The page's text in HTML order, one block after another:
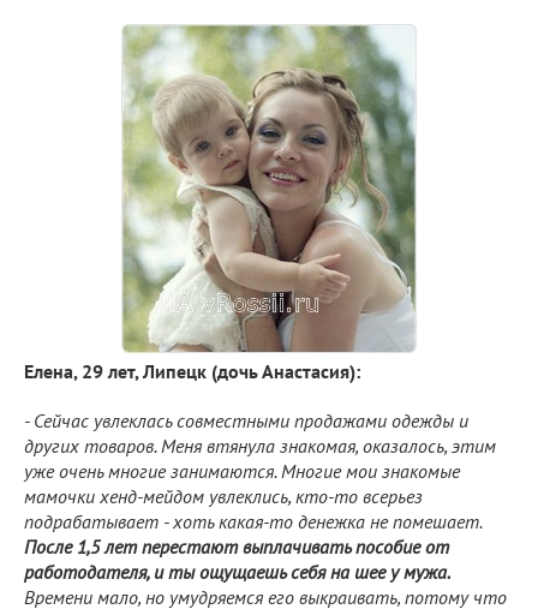
Елена, 29 лет, Липецк (дочь Анастасия):
- Сейчас увлеклась совместными продажами одежды и
других товаров. Меня втянула знакомая, оказалось, этим
уже очень многие занимаются. Многие мои знакомые
мамочки хенд-мейдом увлеклись, кто-то всерьез
подрабатывает - хоть какая-то денежка не помешает.
После 1,5 лет перестают выплачивать пособие от
работодателя, и ты ощущаешь себя на шее у мужа.
Времени мало, но умудряемся его выкраивать, потому что